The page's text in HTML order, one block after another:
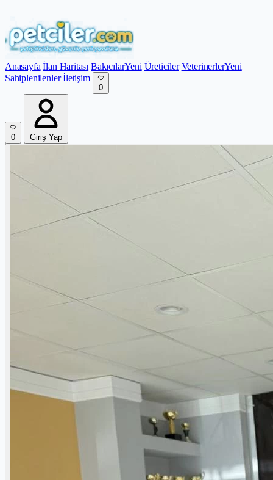
Anasayfa İlan Haritası BakıcılarYeni Üreticiler VeterinerlerYeni
Sahiplenilenler İletişim
0
0 Giriş Yap